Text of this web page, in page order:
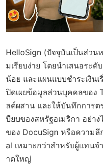
HelloSign (ปัจจุบันเป็นส่ว
มเรียบง่าย โดยนำเสนอระ
น้อย และแผนแบบชำระเงิน
ปิดเผยข้อมูลส่วนบุคคลของ
ลด์ผสาน และให้บันทึกการต
บียบของสหรัฐอเมริกา อย่า
ของ DocuSign หรือความ
al เหมาะกว่าสำหรับผู้แทน
าดใหญ่